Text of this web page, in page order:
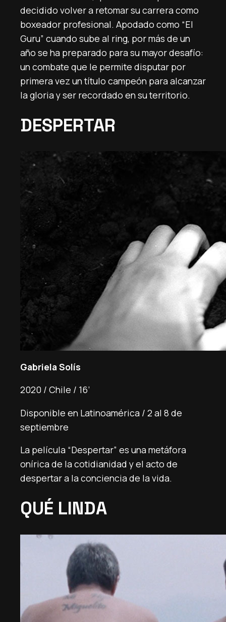
decidido volver a retomar su carrera como
boxeador profesional. Apodado como “El
Guru” cuando sube al ring, por más de un
año se ha preparado para su mayor desafío:
un combate que le permite disputar por
primera vez un título campeón para alcanzar
la gloria y ser recordado en su territorio.
DESPERTAR
Gabriela Solís
2020 / Chile / 16’
Disponible en Latinoamérica / 2 al 8 de
septiembre
La película “Despertar” es una metáfora
onírica de la cotidianidad y el acto de
despertar a la conciencia de la vida.
QUÉ LINDA